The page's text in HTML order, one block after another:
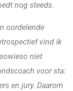
nog steeds.
oordelende
vind ik
niet
voor sta:
en jury. Daarom